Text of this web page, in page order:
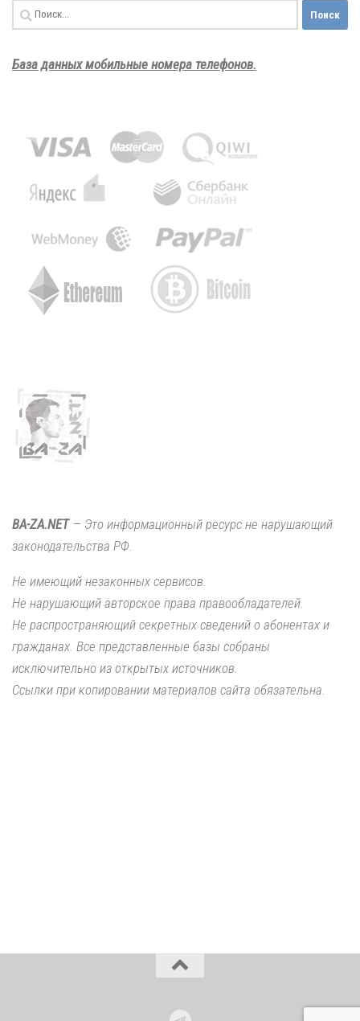
Найти:
База данных мобильные номера телефонов.
BA-ZA.NET— Это информационный ресурс не нарушающий
законодательства РФ.
Не имеющий незаконных сервисов.
Не нарушающий авторское права правообладателей.
Не распространяющий секретных сведений о абонентах и
гражданах. Все представленные базы собраны
исключительно из открытых источников.
Ссылки при копировании материалов сайта обязательна.